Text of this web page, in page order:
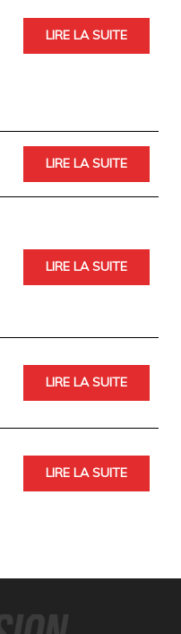
LIRE LA SUITE
LIRE LA SUITE
LIRE LA SUITE
LIRE LA SUITE
LIRE LA SUITE